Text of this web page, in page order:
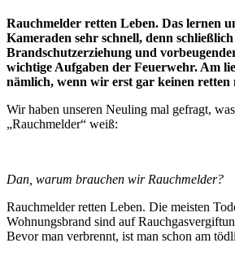
Rauchmelder retten Leben. Das lernen
Kameraden sehr schnell, denn
Brandschutzerziehung und
wichtige Aufgaben der Feuerwehr. Am
nämlich, wenn wir erst gar keinen retten
Wir haben unseren Neuling mal gefragt,
„Rauchmelder“ weiß:
Dan, warum brauchen wir Rauchmelder?
Rauchmelder retten Leben. Die meisten
Wohnungsbrand sind auf
Bevor man verbrennt, ist man schon am